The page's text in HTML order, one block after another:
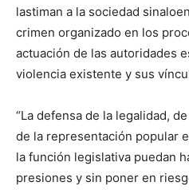
lastiman a la sociedad
crimen organizado en los
actuación de las autoridades
violencia existente y sus
“La defensa de la legalidad,
de la representación popular
la función legislativa puedan
presiones y sin poner en